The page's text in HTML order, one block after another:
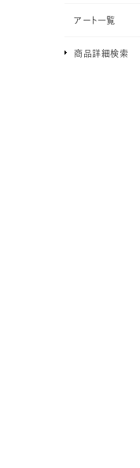
アート一覧
商品詳細検索